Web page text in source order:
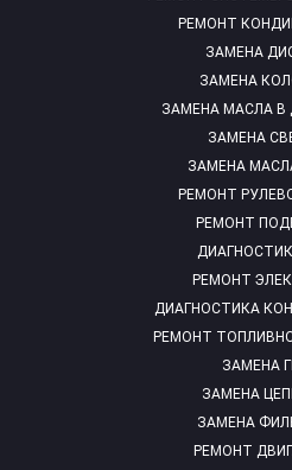
РЕМОНТ
ЗАМЕНА
ЗАМЕНА
ЗАМЕНА МАСЛА В
ЗАМЕНА
ЗАМЕНА
РЕМОНТ
РЕМОНТ
РЕМОНТ
ДИАГНОСТИКА
РЕМОНТ
ЗАМЕНА
ЗАМЕНА
ЗАМЕНА
РЕМОНТ